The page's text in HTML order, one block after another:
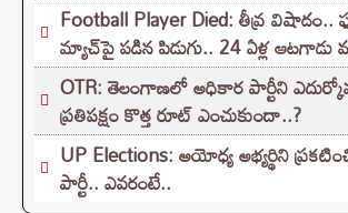
Football Player Died: తీవ్ర విషాదం..
మ్యాచ్‌పై పడిన పిడుగు.. 24 ఏళ్ల ఆటగాడు
OTR: తెలంగాణలో అధికార పార్టీని
ప్రతిపక్షం కొత్త రూట్‌ ఎంచుకుందా..?
UP Elections: అయోధ్య అభ్యర్థిని
పార్టీ.. ఎవరంటే..